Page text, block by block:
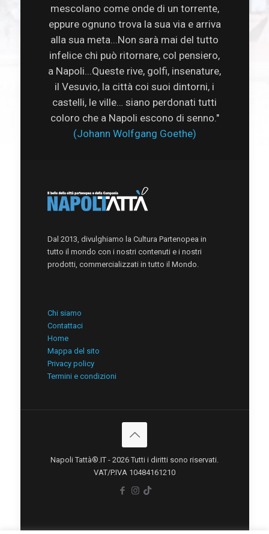
mescolano come onde di un torrente,
eppure ognuno trova la sua via e arriva
alla sua meta...Non sarà mai del tutto
infelice chi può ritornare, col pensiero,
a Napoli...Queste rive, golfi, insenature,
il Vesuvio, la città coi suoi dintorni, i
castelli, le ville… siano perdonati tutti
coloro che a Napoli escono di senno."
(Johann Wolfgang Goethe)
Dal 2013, divulghiamo la Cultura Partenopea in
tutto il mondo con i nostri contenuti e i nostri
prodotti, commercializzati in tutto il Mondo.
Chi siamo
Contattaci
Home
Mappa del sito
Privacy policy
Termini e condizioni
Napoli Tattà®.IT - 2026 Tutti i diritti sono riservati.
VAT/P.IVA 10484161210